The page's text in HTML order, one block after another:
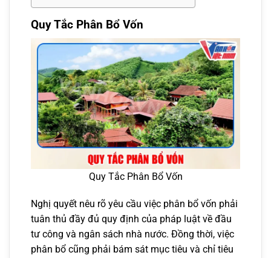
Quy Tắc Phân Bổ Vốn
Quy Tắc Phân Bổ Vốn
Nghị quyết nêu rõ yêu cầu việc phân bổ vốn phải
tuân thủ đầy đủ quy định của pháp luật về đầu
tư công và ngân sách nhà nước. Đồng thời, việc
phân bổ cũng phải bám sát mục tiêu và chỉ tiêu